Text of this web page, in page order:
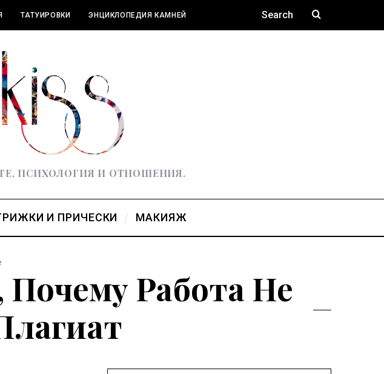
ТАТУИРОВКИ ЭНЦИКЛОПЕДИЯ КАМНЕЙ
ПСИХОЛОГИЯ И ОТНОШЕНИЯ.
И ПРИЧЕСКИ МАКИЯЖ
Работа Не